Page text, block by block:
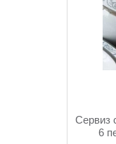
Сервиз
6